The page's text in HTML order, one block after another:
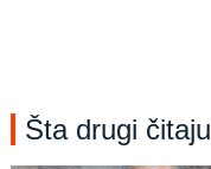
Šta drugi čitaju